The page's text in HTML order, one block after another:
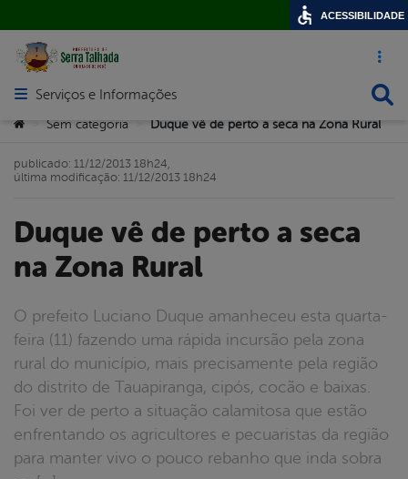
Acesso
Abrir menu principal de navegação
Serviços e Informações
Você está aqui:
Sem categoria Duque vê de perto a seca na Zona Rural
Duque vê de perto a seca
na Zona Rural
O prefeito Luciano Duque amanheceu esta quarta-
feira (11) fazendo uma rápida incursão pela zona
rural do município, mais precisamente pela região
do distrito de Tauapiranga, cipós, cocão e baixas.
Foi ver de perto a situação calamitosa que estão
enfrentando os agricultores e pecuaristas da região
para manter vivo o pouco rebanho que inda sobra
publicado: 11/12/2013 18h24,
última modificação: 11/12/2013 18h24
ACESSIBILIDADE